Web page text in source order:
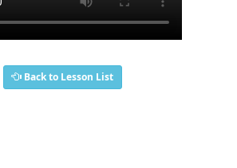
Back to Lesson List